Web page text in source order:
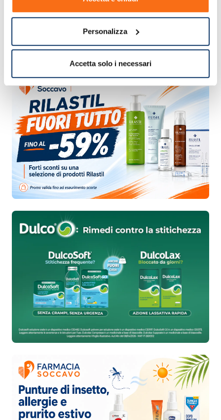
Personalizza
Accetta solo i necessari